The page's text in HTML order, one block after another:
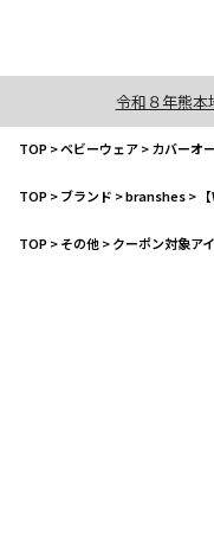
令和８年熊
TOP>ベビーウェア>カバーオ
TOP>ブランド >branshes>
TOP>その他>クーポン対象ア